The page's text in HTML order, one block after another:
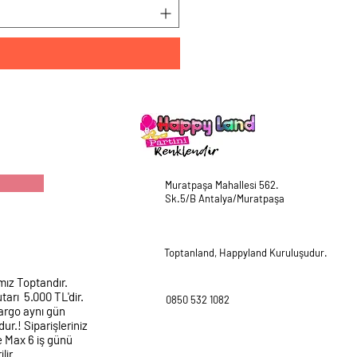
Toptandır.
5.000 TL'dir.
aynı gün
Siparişleriniz
Max 6 iş günü
Muratpaşa Mahallesi 562.
Sk.5/B Antalya/Muratpaşa
Toptanland, Happyland Kuruluşudur.
0850 532 1082